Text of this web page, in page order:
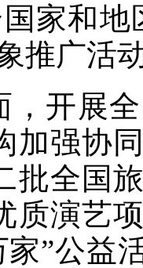
家和
推广活
，开展
加强协
批全国
质演艺
家”公益